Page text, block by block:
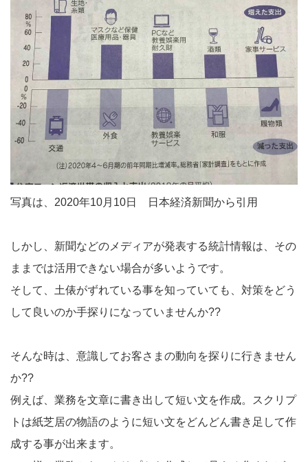
写真は、2020年10月10日 日本経済新聞から引用
しかし、新聞などのメディアが発表する統計情報は、その
ままでは活用できない場合が多いようです。
そして、土俵がずれている事を知っていても、対策をどう
して良いのか手探りになっていませんか??
そんな時は、意識してお客さまの動向を探りに行きません
か??
例えば、業務を文章に書き出して短い文を作成。スクリプ
トは紙芝居の物語のように短い文をどんどん書き足して作
成する事が出来ます。